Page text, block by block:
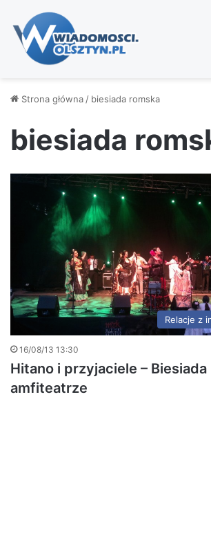
Strona główna / biesiada romska
biesiada
Relacje z
16/08/13 13:30
Hitano i przyjaciele – Biesiada
amfiteatrze